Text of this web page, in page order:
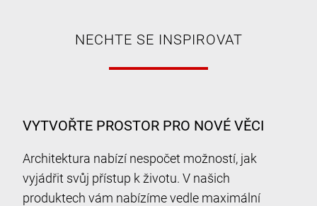
NECHTE SE INSPIROVAT
VYTVOŘTE PROSTOR PRO NOVÉ VĚCI
Architektura nabízí nespočet možností, jak
vyjádřit svůj přístup k životu. V našich
produktech vám nabízíme vedle maximální